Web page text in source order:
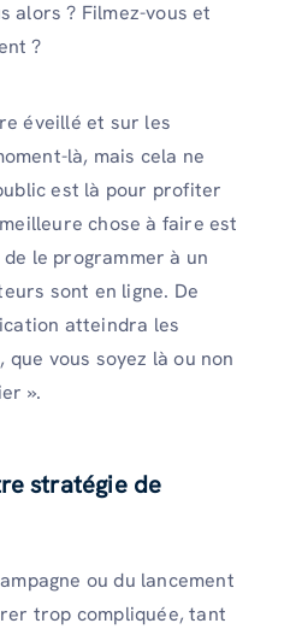
alors ? Filmez-vous et
?
éveillé et sur les
là, mais cela ne
est là pour profiter
chose à faire est
le programmer à un
sont en ligne. De
atteindra les
vous soyez là ou non
».
stratégie de
ou du lancement
trop compliquée, tant